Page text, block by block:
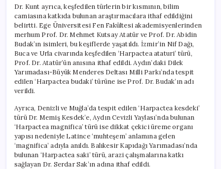
Dr. Kunt ayrıca, keşfedilen türlerin bir kısmının, bilim
camiasına katkıda bulunan araştırmacılara ithaf edildiğini
belirtti. Ege Üniversitesi Fen Fakültesi akademisyenlerinden
merhum Prof. Dr. Mehmet Kutsay Atatür ve Prof. Dr. Abidin
Budak’ın isimleri, bu keşiflerde yaşatıldı. İzmir’in Nif Dağı,
Buca ve Urla civarında keşfedilen ‘Harpactea ataturi’ türü,
Prof. Dr. Atatür’ün anısına ithaf edildi. Aydın’daki Dilek
Yarımadası-Büyük Menderes Deltası Milli Parkı’nda tespit
edilen ‘Harpactea budaki’ türüne ise Prof. Dr. Budak’ın adı
verildi.
Ayrıca, Denizli ve Muğla’da tespit edilen ‘Harpactea kesdeki’
türü Dr. Memiş Kesdek’e, Aydın Cevizli Yaylası’nda bulunan
‘Harpactea magnifica’ türü ise dikkat çekici üreme organı
yapısı nedeniyle Latince ‘muhteşem’ anlamına gelen
‘magnifica’ adıyla anıldı. Balıkesir Kapıdağı Yarımadası’nda
bulunan ‘Harpactea saki’ türü, arazi çalışmalarına katkı
sağlayan Dr. Serdar Sak’ın adına ithaf edildi.